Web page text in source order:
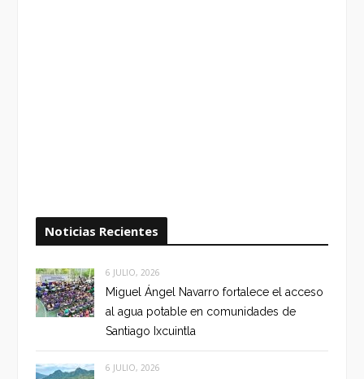
Noticias Recientes
6 JULIO, 2026
Miguel Ángel Navarro fortalece el acceso
al agua potable en comunidades de
Santiago Ixcuintla
6 JULIO, 2026